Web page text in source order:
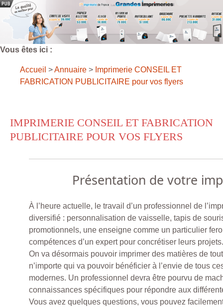
Vous êtes ici :
Accueil >Annuaire > Imprimerie CONSEIL ET
FABRICATION PUBLICITAIRE pour vos flyers
IMPRIMERIE CONSEIL ET FABRICATION
PUBLICITAIRE POUR VOS FLYERS
Présentation de votre
À l’heure actuelle, le travail d’un professionnel de
diversifié : personnalisation de vaisselle, tapis de
promotionnels, une enseigne comme un particulier
compétences d’un expert pour concrétiser leurs projets.
On va désormais pouvoir imprimer des matières de
n’importe qui va pouvoir bénéficier à l’envie de tous
modernes. Un professionnel devra être pourvu de
connaissances spécifiques pour répondre aux
Vous avez quelques questions, vous pouvez